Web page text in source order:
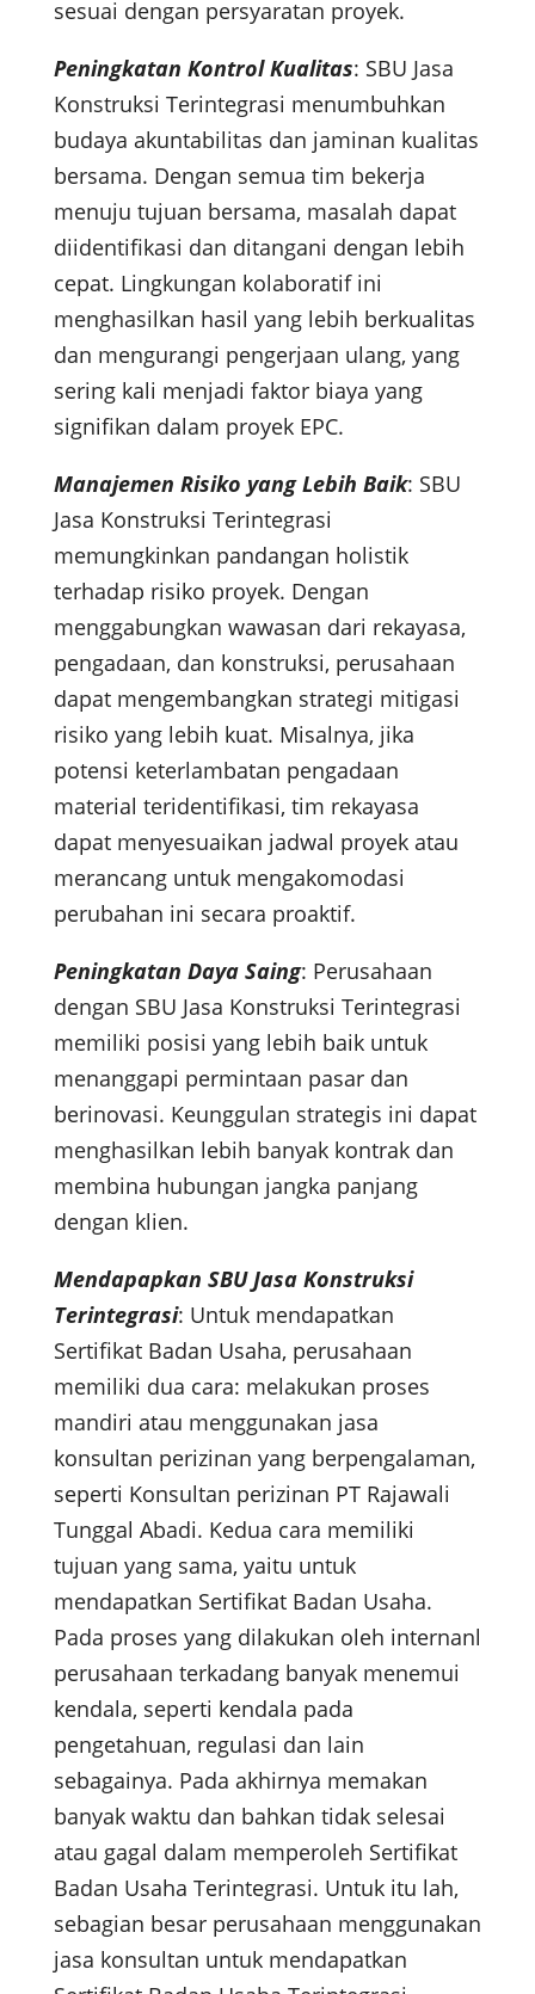
sesuai dengan persyaratan proyek.
Peningkatan Kontrol Kualitas: SBU Jasa
Konstruksi Terintegrasi menumbuhkan
budaya akuntabilitas dan jaminan kualitas
bersama. Dengan semua tim bekerja
menuju tujuan bersama, masalah dapat
diidentifikasi dan ditangani dengan lebih
cepat. Lingkungan kolaboratif ini
menghasilkan hasil yang lebih berkualitas
dan mengurangi pengerjaan ulang, yang
sering kali menjadi faktor biaya yang
signifikan dalam proyek EPC.
Manajemen Risiko yang Lebih Baik: SBU
Jasa Konstruksi Terintegrasi
memungkinkan pandangan holistik
terhadap risiko proyek. Dengan
menggabungkan wawasan dari rekayasa,
pengadaan, dan konstruksi, perusahaan
dapat mengembangkan strategi mitigasi
risiko yang lebih kuat. Misalnya, jika
potensi keterlambatan pengadaan
material teridentifikasi, tim rekayasa
dapat menyesuaikan jadwal proyek atau
merancang untuk mengakomodasi
perubahan ini secara proaktif.
Peningkatan Daya Saing: Perusahaan
dengan SBU Jasa Konstruksi Terintegrasi
memiliki posisi yang lebih baik untuk
menanggapi permintaan pasar dan
berinovasi. Keunggulan strategis ini dapat
menghasilkan lebih banyak kontrak dan
membina hubungan jangka panjang
dengan klien.
Mendapapkan SBU Jasa Konstruksi
Terintegrasi: Untuk mendapatkan
Sertifikat Badan Usaha, perusahaan
memiliki dua cara: melakukan proses
mandiri atau menggunakan jasa
konsultan perizinan yang berpengalaman,
seperti Konsultan perizinan PT Rajawali
Tunggal Abadi. Kedua cara memiliki
tujuan yang sama, yaitu untuk
mendapatkan Sertifikat Badan Usaha.
Pada proses yang dilakukan oleh internanl
perusahaan terkadang banyak menemui
kendala, seperti kendala pada
pengetahuan, regulasi dan lain
sebagainya. Pada akhirnya memakan
banyak waktu dan bahkan tidak selesai
atau gagal dalam memperoleh Sertifikat
Badan Usaha Terintegrasi. Untuk itu lah,
sebagian besar perusahaan menggunakan
jasa konsultan untuk mendapatkan